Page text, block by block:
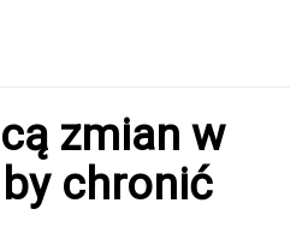
zmian w
chronić